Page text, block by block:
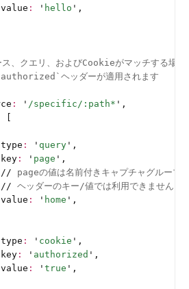
: ' hello ' ,
ス、クエリ、およびCookieがマッチする場合
ヘッダーが適用されます
: ' /specific/:path* ' ,
: ' query ' ,
: ' page ' ,
pageの値は名前付きキャプチャグループ
ヘッダーのキー/値では利用できません
: ' home ' ,
: ' cookie ' ,
: ' authorized ' ,
: ' true ' ,